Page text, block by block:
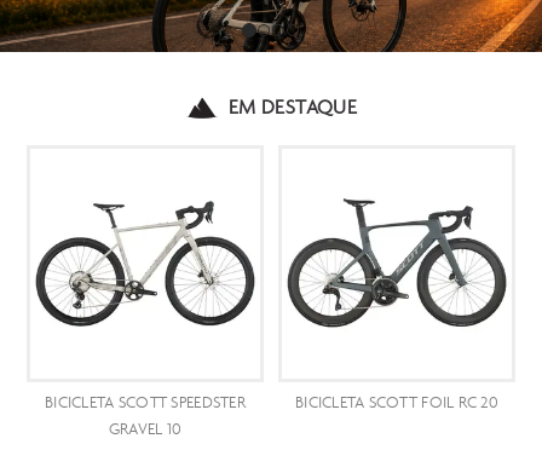
EM DESTAQUE
BICICLETA SCOTT SPEEDSTER
GRAVEL 10
BICICLETA SCOTT FOIL RC 20